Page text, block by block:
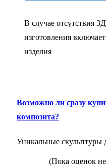
В случае отсутствия
изготовления
изделия
Возможно ли сразу
композита?
Уникальные скульптуры
(Пока оценок